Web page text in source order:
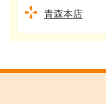
青森本店